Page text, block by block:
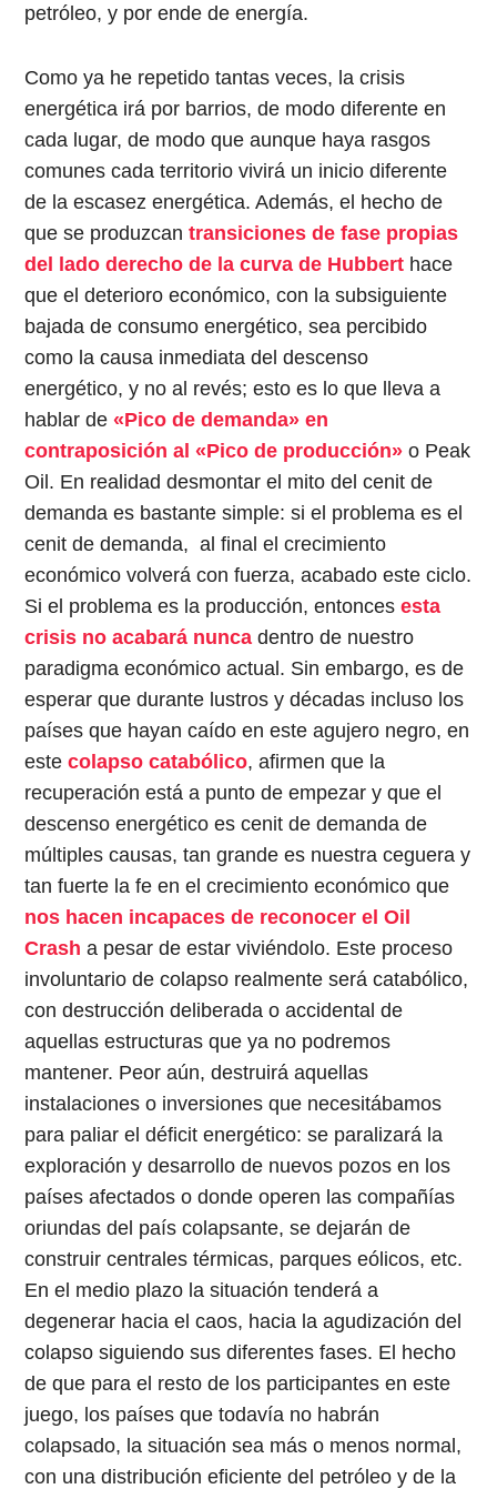
petróleo, y por ende de energía.
Como ya he repetido tantas veces, la crisis
energética irá por barrios, de modo diferente en
cada lugar, de modo que aunque haya rasgos
comunes cada territorio vivirá un inicio diferente
de la escasez energética. Además, el hecho de
que se produzcantransiciones de fase propias
del lado derecho de la curva de Hubbert hace
que el deterioro económico, con la subsiguiente
bajada de consumo energético, sea percibido
como la causa inmediata del descenso
energético, y no al revés; esto es lo que lleva a
hablar de«Pico de demanda» en
contraposición al «Pico de producción» o Peak
Oil. En realidad desmontar el mito del cenit de
demanda es bastante simple: si el problema es el
cenit de demanda, al final el crecimiento
económico volverá con fuerza, acabado este ciclo.
Si el problema es la producción, entoncesesta
crisis no acabará nuncadentro de nuestro
paradigma económico actual. Sin embargo, es de
esperar que durante lustros y décadas incluso los
países que hayan caído en este agujero negro, en
estecolapso catabólico, afirmen que la
recuperación está a punto de empezar y que el
descenso energético es cenit de demanda de
múltiples causas, tan grande es nuestra ceguera y
tan fuerte la fe en el crecimiento económico que
nos hacen incapaces de reconocer el Oil
Crash a pesar de estar viviéndolo. Este proceso
involuntario de colapso realmente será catabólico,
con destrucción deliberada o accidental de
aquellas estructuras que ya no podremos
mantener. Peor aún, destruirá aquellas
instalaciones o inversiones que necesitábamos
para paliar el déficit energético: se paralizará la
exploración y desarrollo de nuevos pozos en los
países afectados o donde operen las compañías
oriundas del país colapsante, se dejarán de
construir centrales térmicas, parques eólicos, etc.
En el medio plazo la situación tenderá a
degenerar hacia el caos, hacia la agudización del
colapso siguiendo sus diferentes fases. El hecho
de que para el resto de los participantes en este
juego, los países que todavía no habrán
colapsado, la situación sea más o menos normal,
con una distribución eficiente del petróleo y de la